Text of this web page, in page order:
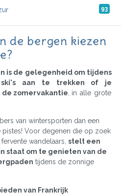
93
de bergen kiezen
is de gelegenheid om tijdens
aan te trekken of je
zomervakantie , in alle grote
van wintersporten dan een
pistes! Voor degenen die op zoek
wandelaars, stelt een
staat om te genieten van de
tijdens de zonnige
van Frankrijk